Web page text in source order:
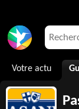
Votre actu